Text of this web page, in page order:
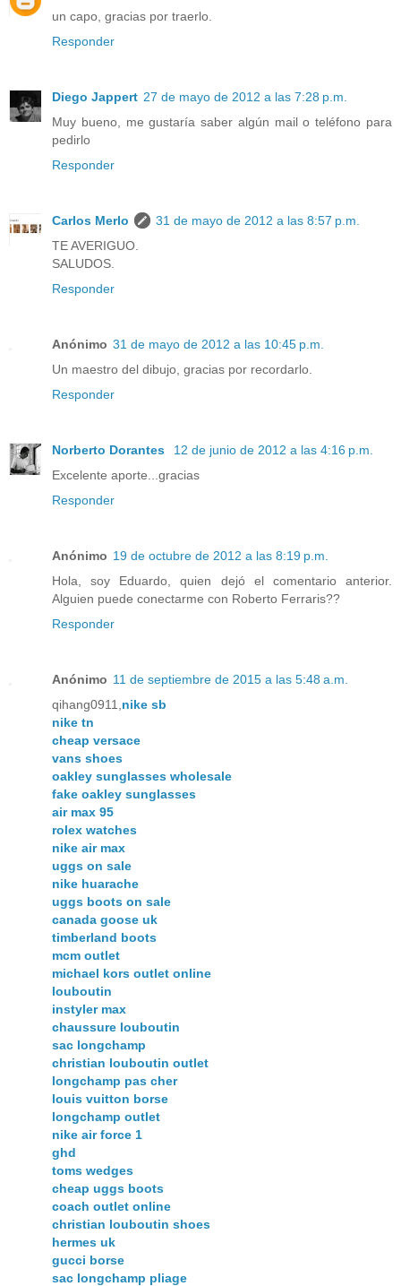
un capo, gracias por traerlo.
Responder
Diego Jappert 27 de mayo de 2012 a las 7:28 p.m.
Muy bueno, me gustaría saber algún mail o teléfono para
pedirlo
Responder
Carlos Merlo
31 de mayo de 2012 a las 8:57 p.m.
TE AVERIGUO.
SALUDOS.
Responder
Anónimo 31 de mayo de 2012 a las 10:45 p.m.
Un maestro del dibujo, gracias por recordarlo.
Responder
Norberto Dorantes
12 de junio de 2012 a las 4:16 p.m.
Excelente aporte...gracias
Responder
Anónimo 19 de octubre de 2012 a las 8:19 p.m.
Hola, soy Eduardo, quien dejó el comentario anterior.
Alguien puede conectarme con Roberto Ferraris??
Responder
Anónimo 11 de septiembre de 2015 a las 5:48 a.m.
qihang0911, nike sb
nike tn
cheap versace
vans shoes
oakley sunglasses wholesale
fake oakley sunglasses
air max 95
rolex watches
nike air max
uggs on sale
nike huarache
uggs boots on sale
canada goose uk
timberland boots
mcm outlet
michael kors outlet online
louboutin
instyler max
chaussure louboutin
sac longchamp
christian louboutin outlet
longchamp pas cher
louis vuitton borse
longchamp outlet
nike air force 1
ghd
toms wedges
cheap uggs boots
coach outlet online
christian louboutin shoes
hermes uk
gucci borse
sac longchamp pliage